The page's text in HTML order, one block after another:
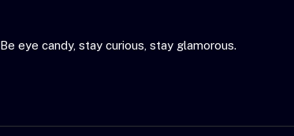
Be eye candy, stay curious, stay glamorous.